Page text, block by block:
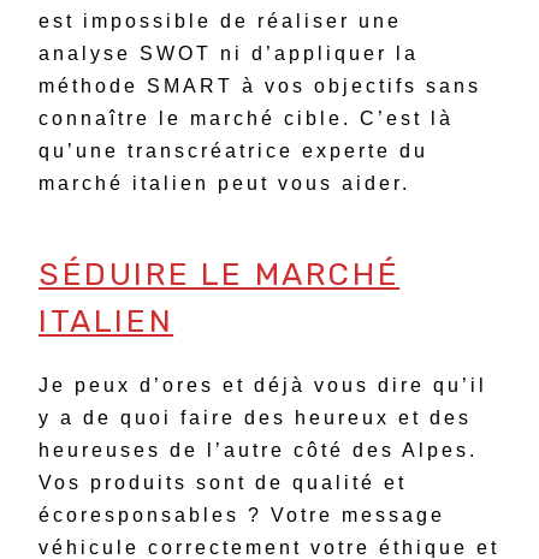
est impossible de réaliser une
analyse SWOT ni d’appliquer la
méthode SMART à vos objectifs sans
connaître le marché cible. C’est là
qu’une transcréatrice experte du
marché italien peut vous aider.
SÉDUIRE LE MARCHÉ
ITALIEN
Je peux d’ores et déjà vous dire qu’il
y a de quoi faire des heureux et des
heureuses de l’autre côté des Alpes.
Vos produits sont de qualité et
écoresponsables ? Votre message
véhicule correctement votre éthique et